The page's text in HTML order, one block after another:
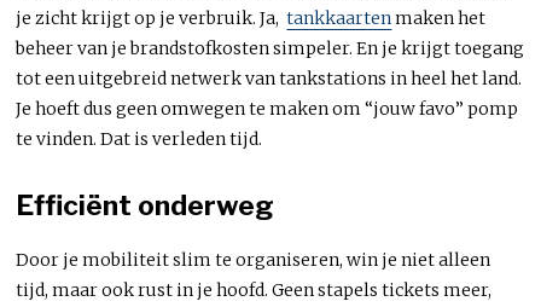
je zicht krijgt op je verbruik. Ja,tankkaartenmaken het
beheer van je brandstofkosten simpeler. En je krijgt toegang
tot een uitgebreid netwerk van tankstations in heel het land.
Je hoeft dus geen omwegen te maken om “jouw favo” pomp
te vinden. Dat is verleden tijd.
Efficiënt onderweg
Door je mobiliteit slim te organiseren, win je niet alleen
tijd, maar ook rust in je hoofd. Geen stapels tickets meer,